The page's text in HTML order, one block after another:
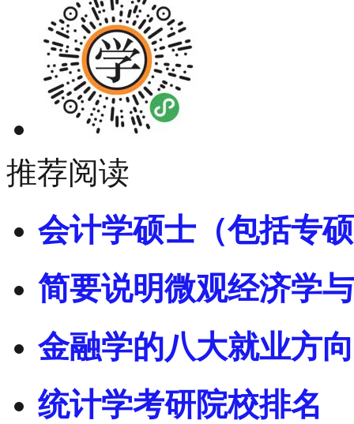
推荐阅读
会计学硕士（包括专
简要说明微观经济学
金融学的八大就业方
统计学考研院校排名